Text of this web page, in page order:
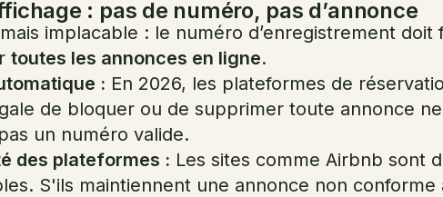
: pas de numéro, pas d’annonce
implacable : le numéro d’enregistrement doit
toutes les annonces en ligne.
: En 2026, les plateformes de
de bloquer ou de supprimer toute annonce ne
un numéro valide.
des plateformes : Les sites comme Airbnb sont
S'ils maintiennent une annonce non conforme